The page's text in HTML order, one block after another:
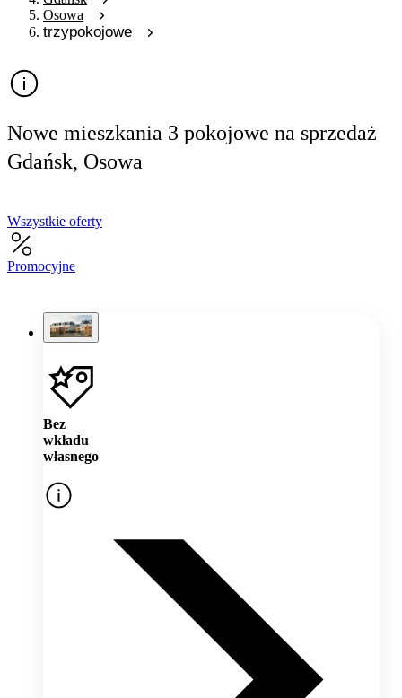
Osowa
trzypokojowe
Nowe mieszkania 3 pokojowe na sprzedaż
Gdańsk, Osowa
Wszystkie oferty
Promocyjne
Bez
wkładu
własnego